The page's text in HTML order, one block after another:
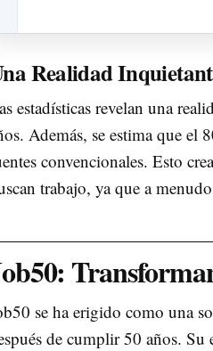
Realidad
estadísticas revelan una
Además, se estima que
convencionales. Esto
trabajo, ya que a
se ha erigido como una
de cumplir 50 años.